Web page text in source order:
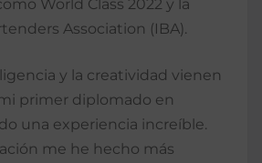
World Class 2022 y la
Association (IBA).
y la creatividad vienen
primer diplomado en
una experiencia increíble.
me he hecho más